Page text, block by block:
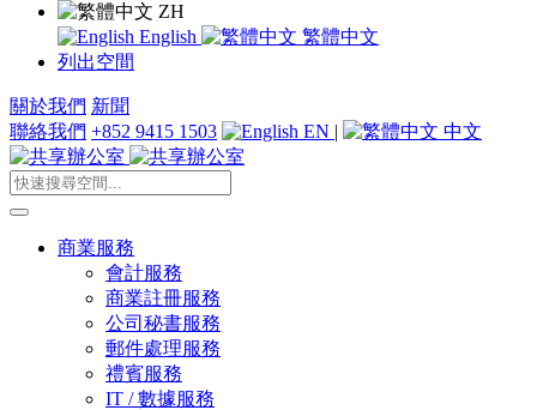
ZH
English
繁體中文
列出空間
關於我們 新聞
聯絡我們 +852 9415 1503 EN | 中文
商業服務
會計服務
商業註冊服務
公司秘書服務
郵件處理服務
禮賓服務
IT / 數據服務